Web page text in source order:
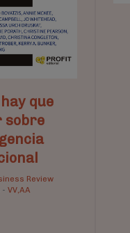
que
sobre
Review
- VV,AA